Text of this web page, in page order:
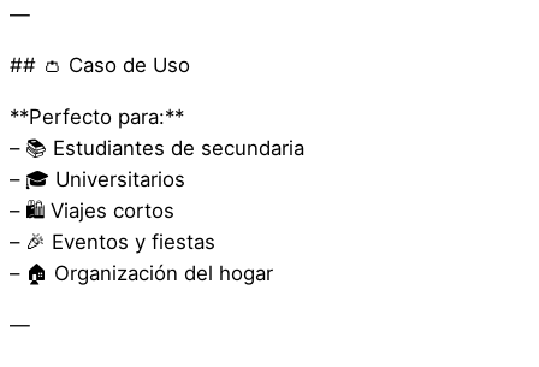
—
## 👛 Caso de Uso
**Perfecto para:**
– 📚 Estudiantes de secundaria
– 🎓 Universitarios
– 🛍️ Viajes cortos
– 🎉 Eventos y fiestas
– 🏠 Organización del hogar
—